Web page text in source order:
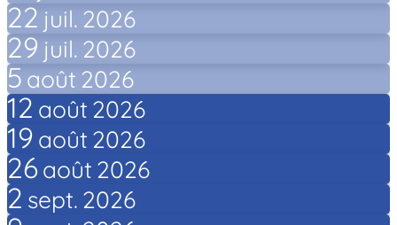
22 juil. 2026
29 juil. 2026
5 août 2026
12 août 2026
19 août 2026
26 août 2026
2 sept. 2026